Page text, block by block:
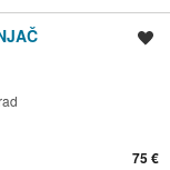
75 €